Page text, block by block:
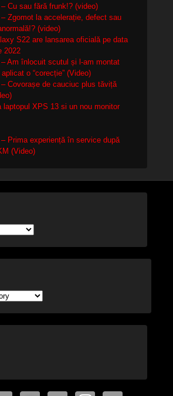
Cu sau fără frunk!? (video)
– Zgomot la accelerație, defect sau
(video)
S22 are lansarea oficială pe data
2022
– Am înlocuit scutul și l-am montat
o “corecție” (Video)
– Covorașe de cauciuc plus tăviță
laptopul XPS 13 si un nou monitor
– Prima experiență în service după
(Video)